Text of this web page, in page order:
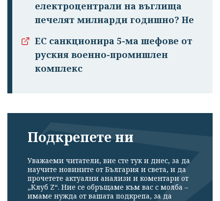
електроцентрали на въглища
печелят милиарди годишно? Не
ЕС санкционира 5-ма шефове от
руския военно-промишлен
комплекс
Подкрепете ни
Уважаеми читатели, вие сте тук и днес, за да
научите новините от България и света, и да
прочетете актуални анализи и коментари от
„Клуб Z“. Ние се обръщаме към вас с молба –
имаме нужда от вашата подкрепа, за да